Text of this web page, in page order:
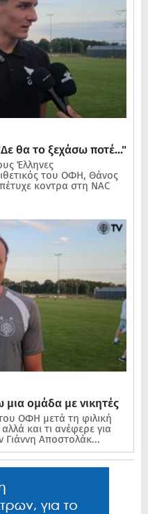
θα το ξεχάσω ποτέ..."
Έλληνες
του ΟΦΗ, Θάνος
κοντρα στη NAC
μια ομάδα με νικητές
ΟΦΗ μετά τη φιλική
και τι ανέφερε για
Γιάννη Αποστολάκ...